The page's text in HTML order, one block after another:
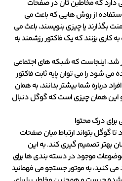
دارد که مخاطبن تان در صفحات
از روش هایی که باعث می
بگذارند یا چیزی بنویسند، باعث می
کاری بزنند که یک فاکتور رزشمند به
شد، اینجاست که شبکه های اجتماعی
می شود را می توان پایه ثابت فاکتور
درباره شما بیشتر بدانند، به همان
این همان چیزی است که گوگل دنبال
درک محتوا
گوگل بتواند ارتباط میان صفحات
بهتر تصمیم گیری کند. به این
موجود در دسته بندی ها برای
می کنید، به موتور جستجو می فهمانید